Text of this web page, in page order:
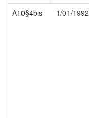
A10§4bis
1/01/1992